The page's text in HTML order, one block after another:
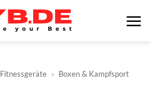
Fitnessgeräte » Boxen & Kampfsport